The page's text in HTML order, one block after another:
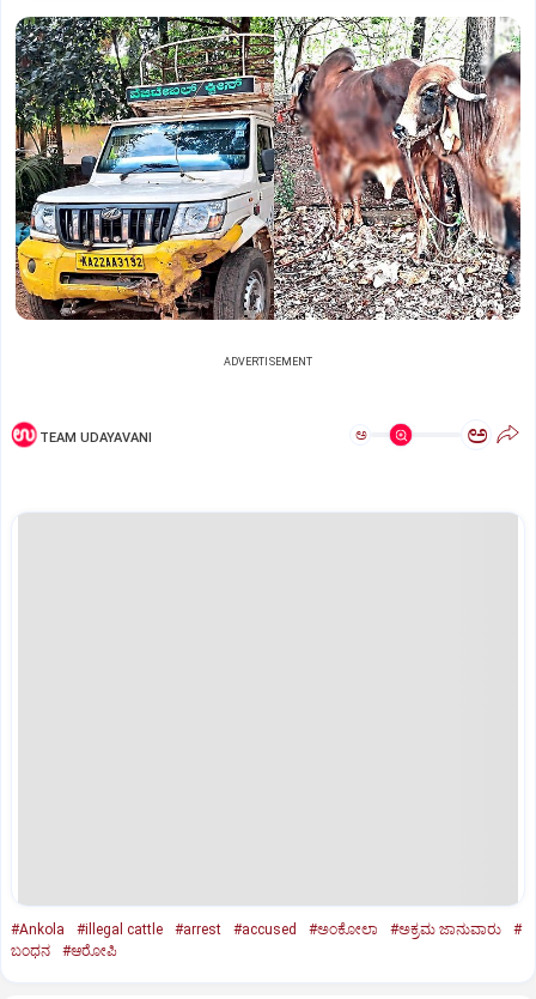
ADVERTISEMENT
TEAM UDAYAVANI ಅ ಅ
#Ankola #illegal cattle #arrest #accused #ಅಂಕೋಲಾ #ಅಕ್ರಮ ಜಾನುವಾರು
#
ಬಂಧನ
#ಆರೋಪಿ